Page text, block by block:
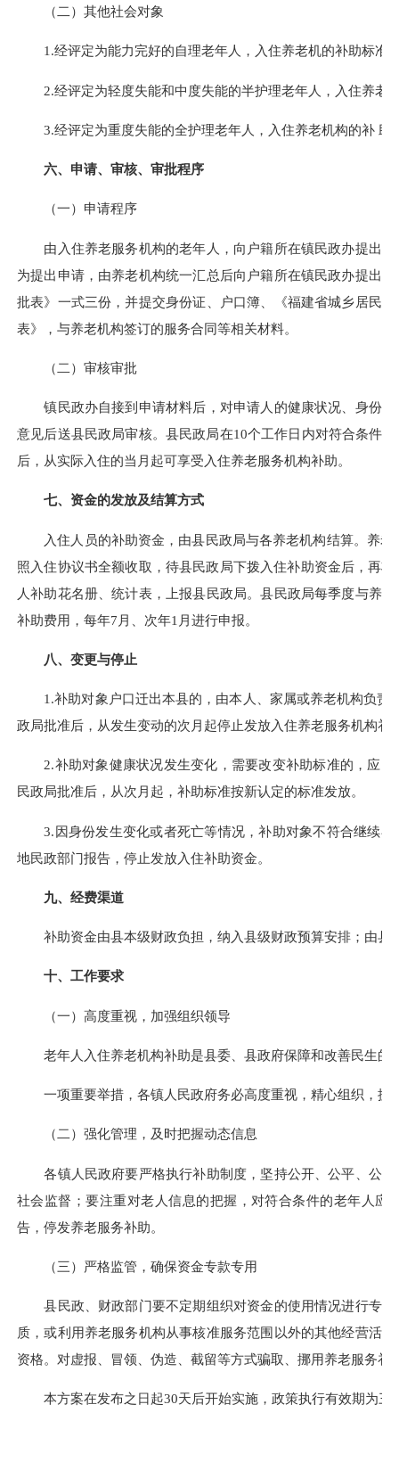
（二）其他社会对象
1.经评定为能力完好的自理老年人，入住养老机的补助标准
2.经评定为轻度失能和中度失能的半护理老年人，入住养老
3.经评定为重度失能的全护理老年人，入住养老机构的补 助
六、申请、审核、审批程序
（一）申请程序
由入住养老服务机构的老年人，向户籍所在镇民政办提出申
为提出申请，由养老机构统一汇总后向户籍所在镇民政办提出
批表》一式三份，并提交身份证、户口簿、《福建省城乡居民
表》，与养老机构签订的服务合同等相关材料。
（二）审核审批
镇民政办自接到申请材料后，对申请人的健康状况、身份类
意见后送县民政局审核。县民政局在10个工作日内对符合条件
后，从实际入住的当月起可享受入住养老服务机构补助。
七、资金的发放及结算方式
入住人员的补助资金，由县民政局与各养老机构结算。养老
照入住协议书全额收取，待县民政局下拨入住补助资金后，再
人补助花名册、统计表，上报县民政局。县民政局每季度与养
补助费用，每年7月、次年1月进行申报。
八、变更与停止
1.补助对象户口迁出本县的，由本人、家属或养老机构负责
政局批准后，从发生变动的次月起停止发放入住养老服务机构补
2.补助对象健康状况发生变化，需要改变补助标准的，应由
民政局批准后，从次月起，补助标准按新认定的标准发放。
3.因身份发生变化或者死亡等情况，补助对象不符合继续补
地民政部门报告，停止发放入住补助资金。
九、经费渠道
补助资金由县本级财政负担，纳入县级财政预算安排；由县
十、工作要求
（一）高度重视，加强组织领导
老年人入住养老机构补助是县委、县政府保障和改善民生的
一项重要举措，各镇人民政府务必高度重视，精心组织，抓
（二）强化管理，及时把握动态信息
各镇人民政府要严格执行补助制度，坚持公开、公平、公正
社会监督；要注重对老人信息的把握，对符合条件的老年人
告，停发养老服务补助。
（三）严格监管，确保资金专款专用
县民政、财政部门要不定期组织对资金的使用情况进行专项
质，或利用养老服务机构从事核准服务范围以外的其他经营活
资格。对虚报、冒领、伪造、截留等方式骗取、挪用养老服务
本方案在发布之日起30天后开始实施，政策执行有效期为三